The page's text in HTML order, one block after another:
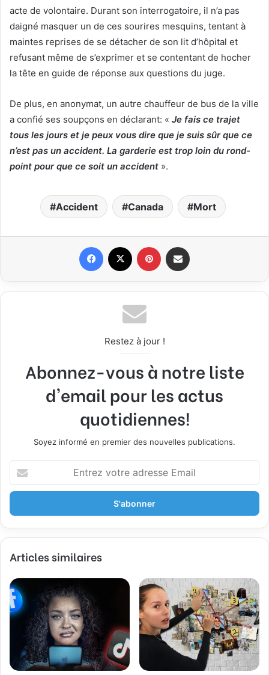
acte de volontaire. Durant son interrogatoire, il n’a pas
daigné masquer un de ces sourires mesquins, tentant à
maintes reprises de se détacher de son lit d’hôpital et
refusant même de s’exprimer et se contentant de hocher
la tête en guide de réponse aux questions du juge.
De plus, en anonymat, un autre chauffeur de bus de la ville
a confié ses soupçons en déclarant: « Je fais ce trajet
tous les jours et je peux vous dire que je suis sûr que ce
n’est pas un accident. La garderie est trop loin du rond-
point pour que ce soit un accident ».
Accident Canada Mort
Facebook Pinterest
Restez à jour !
Abonnez-vous à notre liste
d'email pour les actus
quotidiennes!
Soyez informé en premier des nouvelles publications.
votre
adresse
Articles similaires